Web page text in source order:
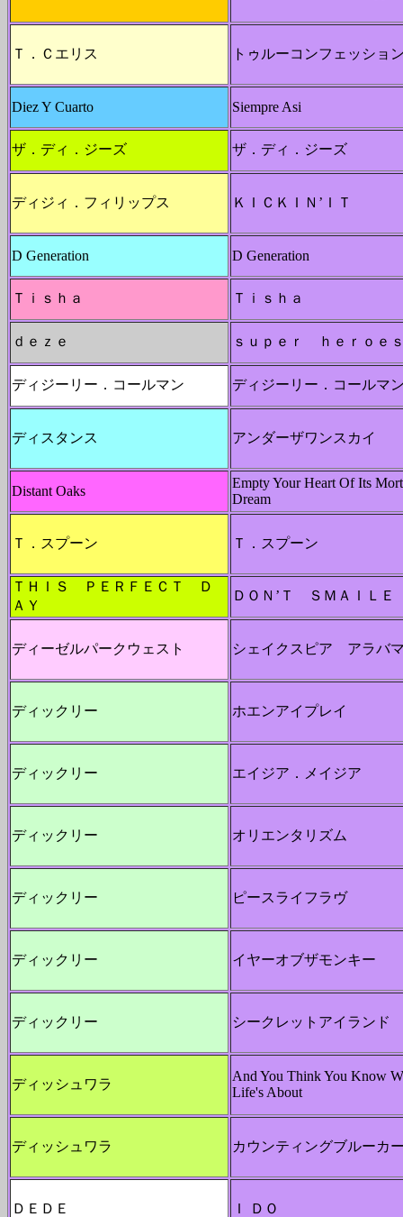
Ｔ．Ｃエリス トゥルーコンフェッショ
Diez Y Cuarto Siempre Asi
ザ．ディ．ジーズ ザ．ディ．ジーズ
ディジィ．フィリップス ＫＩＣＫＩＮ’ＩＴ
D Generation D Generation
Ｔｉｓｈａ Ｔｉｓｈａ
ｄｅｚｅ ｓｕｐｅｒ ｈｅｒｏｅ
ディジーリー．コールマン ディジーリー．コールマ
ディスタンス アンダーザワンスカイ
Distant Oaks
Empty Your Heart Of Its
Dream
Ｔ．スプーン Ｔ．スプーン
ＴＨＩＳ ＰＥＲＦＥＣＴ Ｄ
ＡＹ
ＤＯＮ’Ｔ ＳＭＡＩＬＥ
ディーゼルパークウェスト シェイクスピア アラバ
ディックリー ホエンアイプレイ
ディックリー エイジア．メイジア
ディックリー オリエンタリズム
ディックリー ピースライフラヴ
ディックリー イヤーオブザモンキー
ディックリー シークレットアイランド
ディッシュワラ
And You Think You Know
Life's About
ディッシュワラ カウンティングブルーカ
ＤＥＤＥ Ｉ ＤＯ